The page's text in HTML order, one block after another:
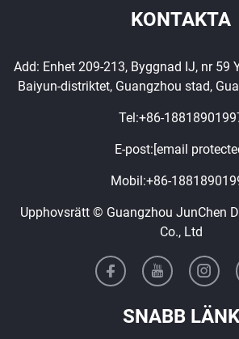
KONTAKTA
Add: Enhet 209-213, Byggnad IJ, nr 59
Baiyun-distriktet, Guangzhou stad,
Tel:+86-
E-post: [email
Mobil:+86-
Upphovsrätt © Guangzhou JunChen
Co., Ltd
SNABB LÄNK